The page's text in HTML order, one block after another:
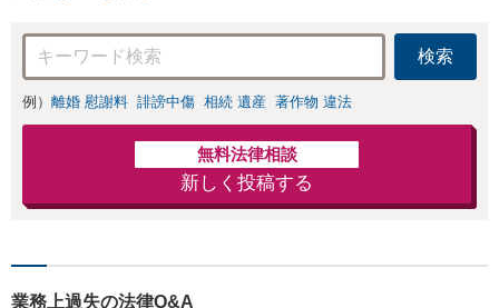
検索
例） 離婚 慰謝料 誹謗中傷 相続 遺産 著作物 違法
無料法律相談
新しく投稿する
業務上過失の法律Q&A